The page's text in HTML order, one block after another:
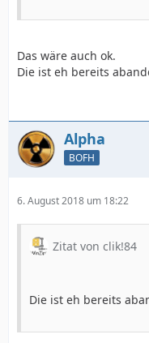
Das wäre auch ok.
Die ist eh bereits
Alpha
BOFH
6. August 2018 um 18:22
Zitat von clik!84
Die ist eh bereits